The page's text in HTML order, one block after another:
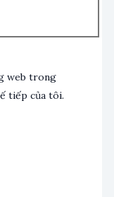
web trong
tiếp của tôi.